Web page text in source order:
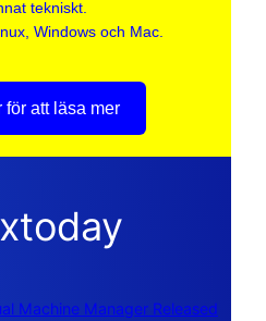
tekniskt.
Windows och Mac.
för att läsa mer
Machine Manager Released